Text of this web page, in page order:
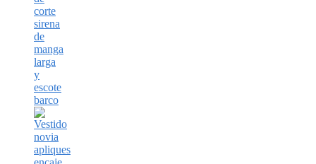
corte
sirena
de
manga
larga
y
escote
barco